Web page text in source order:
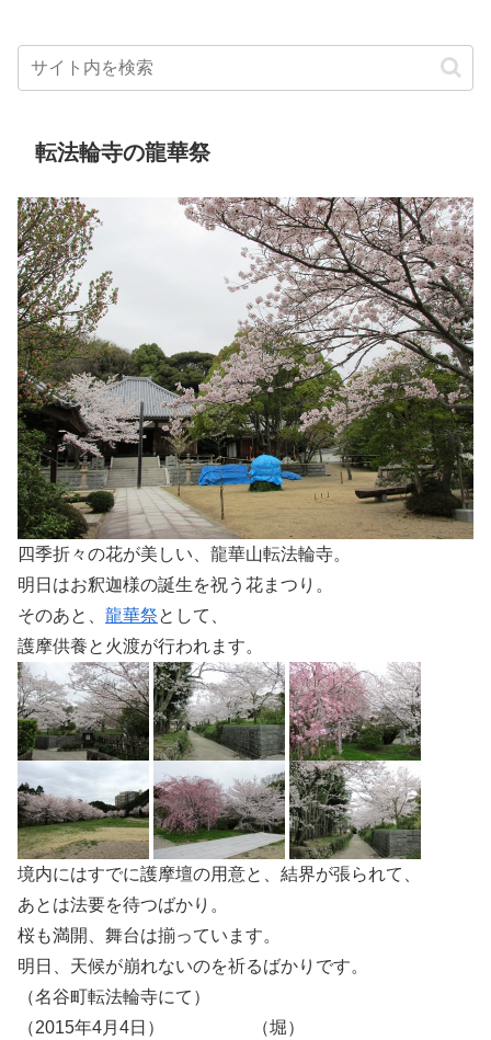
転法輪寺の龍華祭
四季折々の花が美しい、龍華山転法輪寺。
明日はお釈迦様の誕生を祝う花まつり。
そのあと、 龍華祭として、
護摩供養と火渡が行われます。
境内にはすでに護摩壇の用意と、結界が張られて、
あとは法要を待つばかり。
桜も満開、舞台は揃っています。
明日、天候が崩れないのを祈るばかりです。
（名谷町転法輪寺にて）
（2015年4月4日） （堀）